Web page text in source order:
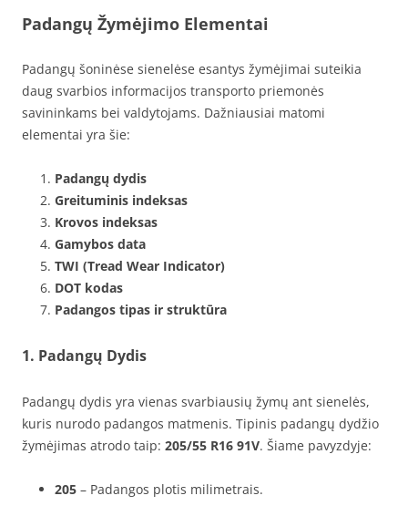
Padangų Žymėjimo Elementai
Padangų šoninėse sienelėse esantys žymėjimai suteikia
daug svarbios informacijos transporto priemonės
savininkams bei valdytojams. Dažniausiai matomi
elementai yra šie:
Padangų dydis
Greituminis indeksas
Krovos indeksas
Gamybos data
TWI (Tread Wear Indicator)
DOT kodas
Padangos tipas ir struktūra
1. Padangų Dydis
Padangų dydis yra vienas svarbiausių žymų ant sienelės,
kuris nurodo padangos matmenis. Tipinis padangų dydžio
žymėjimas atrodo taip: 205/55 R16 91V. Šiame pavyzdyje:
205 – Padangos plotis milimetrais.